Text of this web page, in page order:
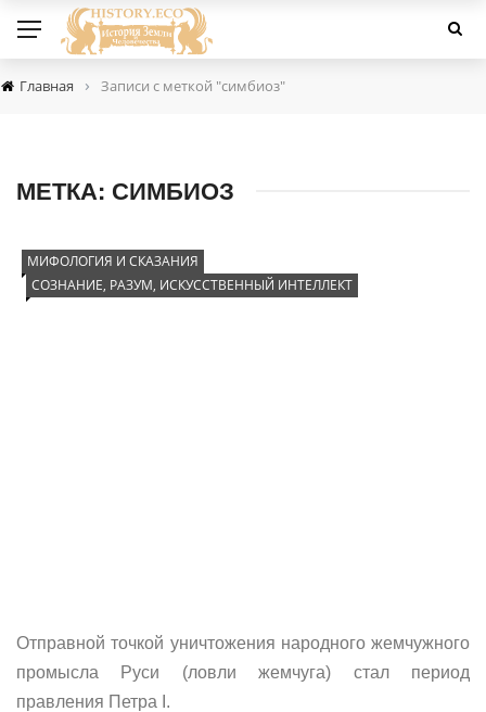
Главная › Записи с меткой "симбиоз"
МЕТКА: СИМБИОЗ
МИФОЛОГИЯ И СКАЗАНИЯ
СОЗНАНИЕ, РАЗУМ, ИСКУССТВЕННЫЙ ИНТЕЛЛЕКТ
Отправной точкой уничтожения народного жемчужного
промысла Руси (ловли жемчуга) стал период
правления Петра I.